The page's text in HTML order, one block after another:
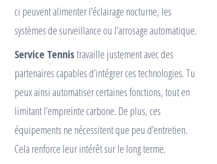
ci peuvent alimenter l’éclairage nocturne, les
systèmes de surveillance ou l’arrosage automatique.
Service Tennis travaille justement avec des
partenaires capables d’intégrer ces technologies. Tu
peux ainsi automatiser certaines fonctions, tout en
limitant l’empreinte carbone. De plus, ces
équipements ne nécessitent que peu d’entretien.
Cela renforce leur intérêt sur le long terme.